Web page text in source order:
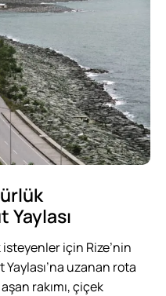
Yaylası
için Rize’nin
uzanan rota
rakımı, çiçek